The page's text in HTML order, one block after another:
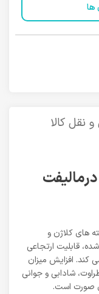
ها
نقل کالا
های کلاژن و
قابلیت ارتجاعی
کند. افزایش میزان
شادابی و جوانی
صورت است.